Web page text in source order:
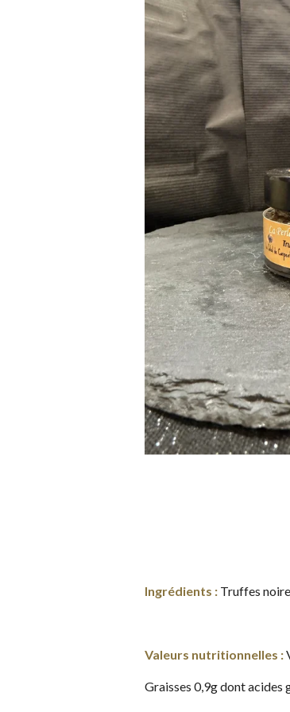
Ingrédients : Truffes
Valeurs nutritionnelles :
Graisses 0,9g dont acides